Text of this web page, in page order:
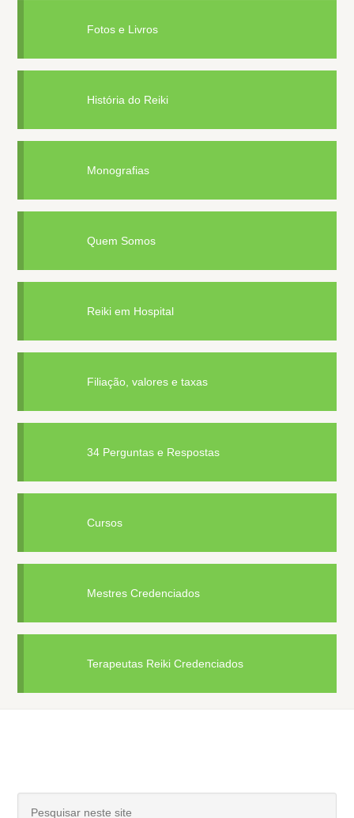
Fotos e Livros
História do Reiki
Monografias
Quem Somos
Reiki em Hospital
Filiação, valores e taxas
34 Perguntas e Respostas
Cursos
Mestres Credenciados
Terapeutas Reiki Credenciados